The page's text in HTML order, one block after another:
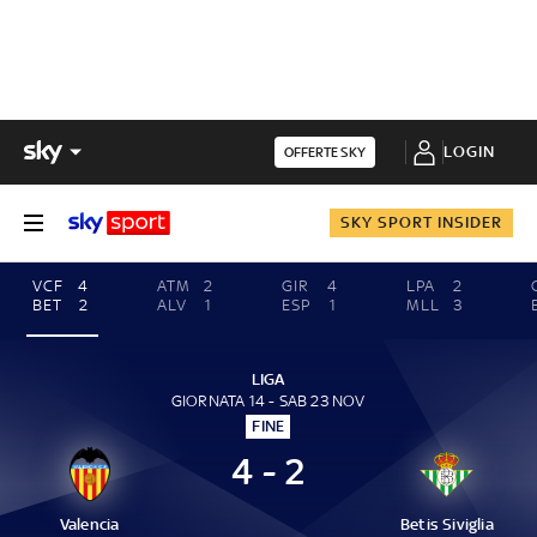
OFFERTE SKY LOGIN
SKY SPORT INSIDER
VCF
4
BET
2
ATM
2
ALV
1
GIR
4
ESP
1
LPA
2
MLL
3
LIGA
GIORNATA 14 - SAB 23 NOV
FINE
Valencia
4 - 2
Betis Siviglia